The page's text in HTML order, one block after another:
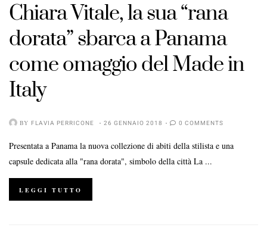
Chiara Vitale, la sua “rana
dorata” sbarca a Panama
come omaggio del Made in
Italy
BY FLAVIA PERRICONE 26 GENNAIO 2018 0 COMMENTS
Presentata a Panama la nuova collezione di abiti della stilista e una
capsule dedicata alla "rana dorata", simbolo della città La ...
LEGGI TUTTO